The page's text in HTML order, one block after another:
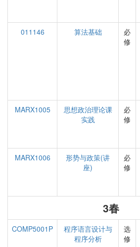
011146
算法基础
必
修
MARX1005
思想政治理论课
实践
必
修
MARX1006
形势与政策(讲
座)
必
修
3春
COMP5001P
程序语言设计与
程序分析
选
修